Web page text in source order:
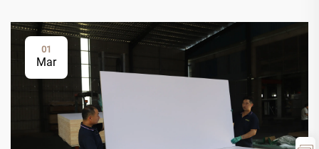
01
Mar